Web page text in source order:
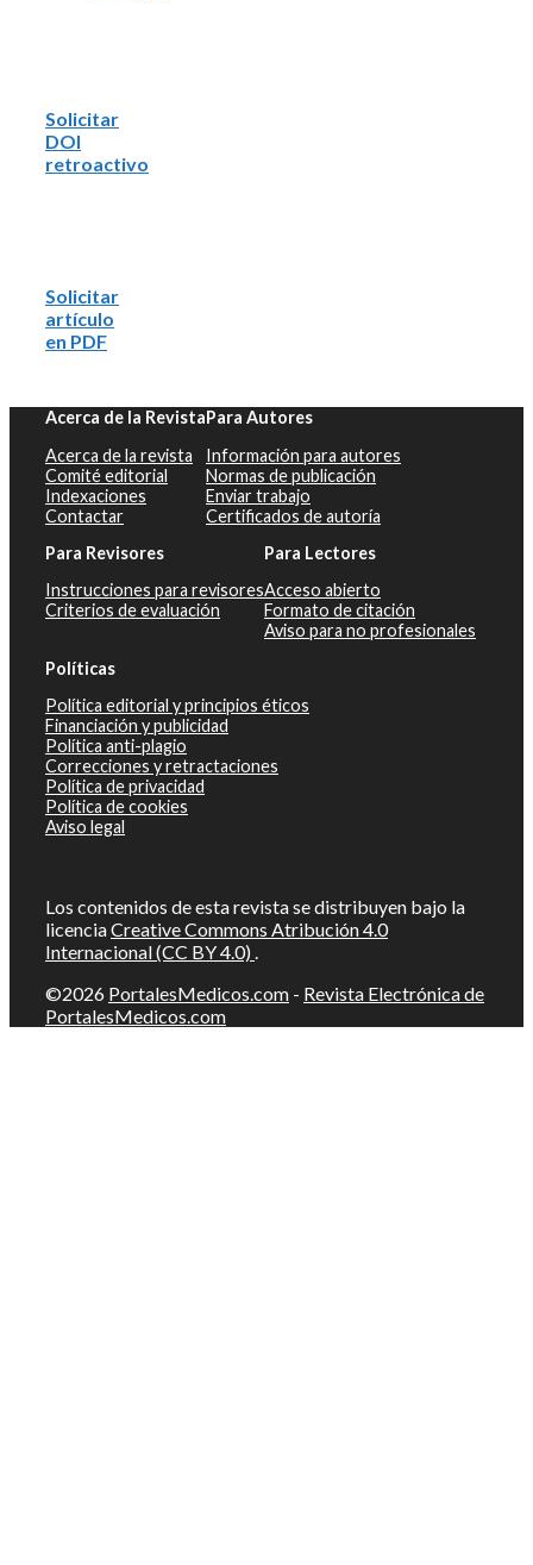
Solicitar
DOI
retroactivo
Solicitar
artículo
en PDF
Acerca de la Revista
Acerca de la revista
Comité editorial
Indexaciones
Contactar
Para Autores
Información para autores
Normas de publicación
Enviar trabajo
Certificados de autoría
Para Revisores
Instrucciones para revisores
Criterios de evaluación
Para Lectores
Acceso abierto
Formato de citación
Aviso para no profesionales
Políticas
Política editorial y principios éticos
Financiación y publicidad
Política anti-plagio
Correcciones y retractaciones
Política de privacidad
Política de cookies
Aviso legal
Los contenidos de esta revista se distribuyen bajo la
licenciaCreative Commons Atribución 4.0
Internacional (CC BY 4.0) .
©2026 PortalesMedicos.com - Revista Electrónica de
PortalesMedicos.com